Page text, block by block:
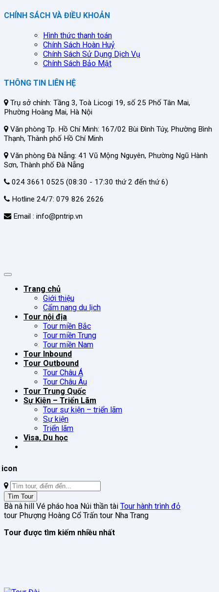
CHÍNH SÁCH VÀ ĐIỀU KHOẢN
Hình thức thanh toán
Chính Sách Hoàn Huỷ
Chính Sách Sử Dụng Dịch Vụ
Chính Sách Bảo Mật
THÔNG TIN LIÊN HỆ
Trụ sở chính: Tầng 3, Toà Licogi 19, số 25 Phố Tân Mai,
Phường Hoàng Mai, Hà Nội
Văn phòng Tp. Hồ Chí Minh: 167/02 Bùi Đình Túy, Phường Bình
Thạnh, Thành phố Hồ Chí Minh
Văn phòng Đà Nẵng: 41 Vũ Mộng Nguyên, Phường Ngũ Hành
Sơn, Thành phố Đà Nẵng
024 3661 0525 (08:30 - 17:30 thứ 2 đến thứ 6)
Hotline 24/7: 079 826 2626
Email : info@pntrip.vn
Trang chủ
Giới thiệu
Cẩm nang du lịch
Tour nội địa
Tour miền Bắc
Tour miền Trung
Tour miền Nam
Tour Inbound
Tour Outbound
Tour Châu Á
Tour Châu Âu
Tour Trung Quốc
Sự Kiện – Triển Lãm
Tour sự kiện – triển lãm
Sự kiện
Triển lãm
Visa, Du học
Tìm
kiếm:
Tìm Tour
Bà nà hill Vé pháo hoa Núi thần tài Tour hành trình đỏ
tour Phượng Hoàng Cổ Trấn tour Nha Trang
Tour được tìm kiếm nhiều nhất